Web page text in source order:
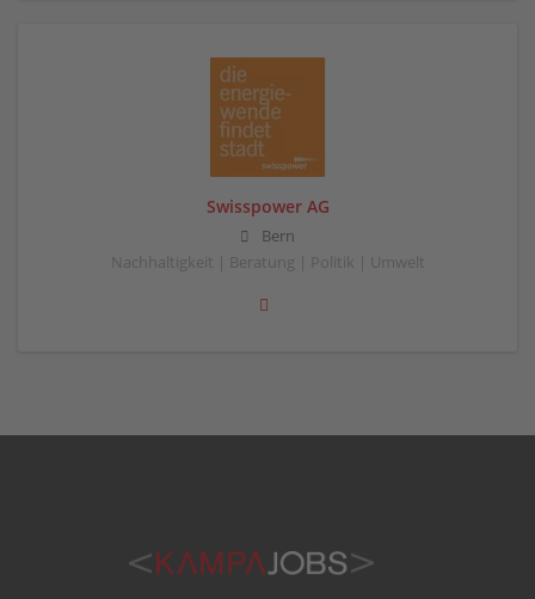
Swisspower AG
Bern
Nachhaltigkeit | Beratung | Politik | Umwelt